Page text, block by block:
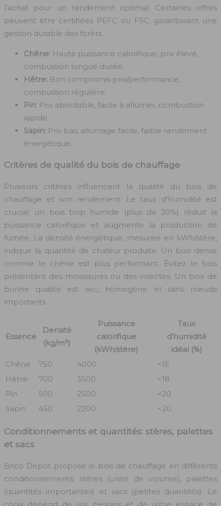
l’achat pour un rendement optimal. Certaines offres
peuvent être certifiées PEFC ou FSC, garantissant une
gestion durable des forêts.
Chêne: Haute puissance calorifique, prix élevé,
combustion longue durée.
Hêtre: Bon compromis prix/performance,
combustion régulière.
Pin: Prix abordable, facile à allumer, combustion
rapide.
Sapin: Prix bas, allumage facile, faible rendement
énergétique.
Critères de qualité du bois de chauffage
Plusieurs critères influencent la qualité du bois de
chauffage et son rendement. Le taux d’humidité est
crucial: un bois trop humide (plus de 20%) réduit la
puissance calorifique et augmente la production de
fumée. La densité énergétique, mesurée en kWh/stère,
indique la quantité de chaleur produite. Un bois dense
comme le chêne est plus performant. Évitez le bois
présentant des moisissures ou des insectes. Un bois de
bonne qualité est sec, homogène et sans nœuds
importants.
Essence
Densité
(kg/m³)
Puissance
calorifique
(kWh/stère)
Taux
d’humidité
idéal (%)
Chêne
750 4000
<15
Hêtre
700 3500
<18
Pin
500 2500
<20
Sapin
450 2200 <20
Conditionnements et quantités: stères, palettes
et sacs
Brico Dépôt propose le bois de chauffage en différents
conditionnements: stères (unité de volume), palettes
(quantités importantes) et sacs (petites quantités). Le